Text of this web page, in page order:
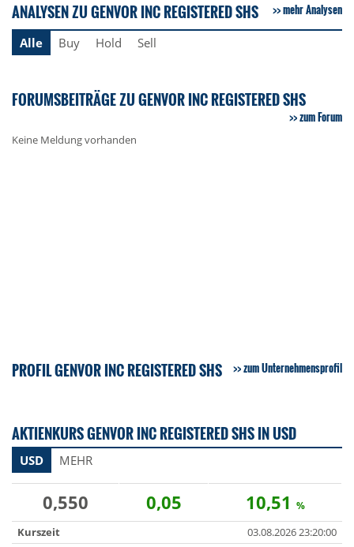
ANALYSEN ZU GENVOR INC REGISTERED SHS mehr Analysen
Alle Buy Hold Sell
FORUMSBEITRÄGE ZU GENVOR INC REGISTERED SHS
zum Forum
Keine Meldung vorhanden
PROFIL GENVOR INC REGISTERED SHS zum Unternehmensprofil
AKTIENKURS GENVOR INC REGISTERED SHS IN USD
USD MEHR
0,550 0,05 10,51 %
Kurszeit 03.08.2026 23:20:00